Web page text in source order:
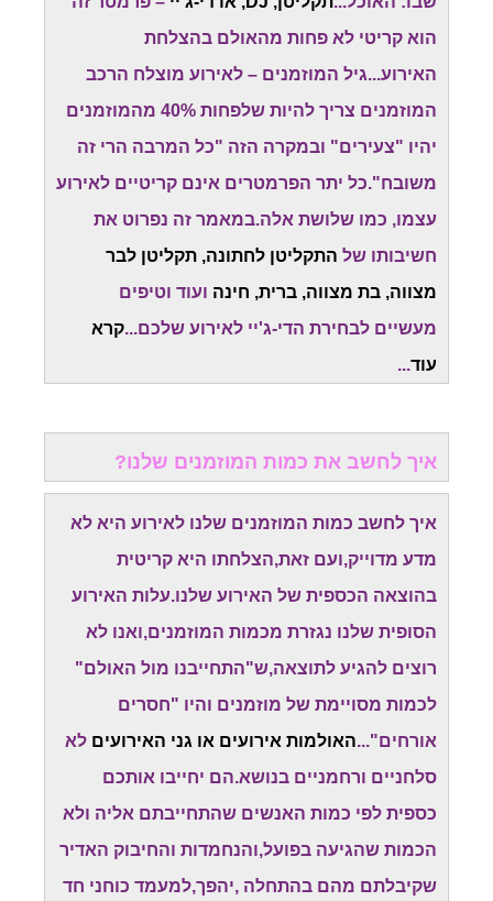
הוא קריטי לא פחות מהאולם בהצלחת
האירוע...גיל המוזמנים – לאירוע מוצלח הרכב
המוזמנים צריך להיות שלפחות 40% מהמוזמנים
יהיו "צעירים" ובמקרה הזה "כל המרבה הרי זה
משובח".כל יתר הפרמטרים אינם קריטיים לאירוע
עצמו, כמו שלושת אלה.במאמר זה נפרוט את
חשיבותו של התקליטן לחתונה, תקליטן לבר
מצווה, בת מצווה, ברית, חינה ועוד וטיפים
מעשיים לבחירת הדי-ג'יי לאירוע שלכם...קרא
עוד...
איך לחשב את כמות המוזמנים שלנו?
איך לחשב כמות המוזמנים שלנו לאירוע היא לא
מדע מדוייק,ועם זאת,הצלחתו היא קריטית
בהוצאה הכספית של האירוע שלנו.עלות האירוע
הסופית שלנו נגזרת מכמות המוזמנים,ואנו לא
רוצים להגיע לתוצאה,ש"התחייבנו מול האולם"
לכמות מסויימת של מוזמנים והיו "חסרים
אורחים"...האולמות אירועים או גני האירועים לא
סלחניים ורחמניים בנושא.הם יחייבו אותכם
כספית לפי כמות האנשים שהתחייבתם אליה ולא
הכמות שהגיעה בפועל,והנחמדות והחיבוק האדיר
שקיבלתם מהם בהתחלה ,יהפך,למעמד כוחני חד